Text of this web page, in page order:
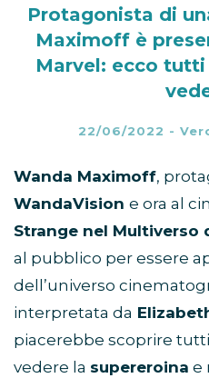
Protagonista di
Maximoff è
Marvel: ecco
22/06/2022 -
Wanda Maximoff,
WandaVision e ora al
Strange nel Multiverso
al pubblico per essere
dell’universo
interpretata da
piacerebbe scoprire
vedere la supereroina e